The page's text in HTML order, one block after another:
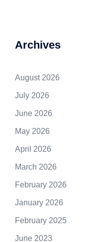
Archives
August 2026
July 2026
June 2026
May 2026
April 2026
March 2026
February 2026
January 2026
February 2025
June 2023